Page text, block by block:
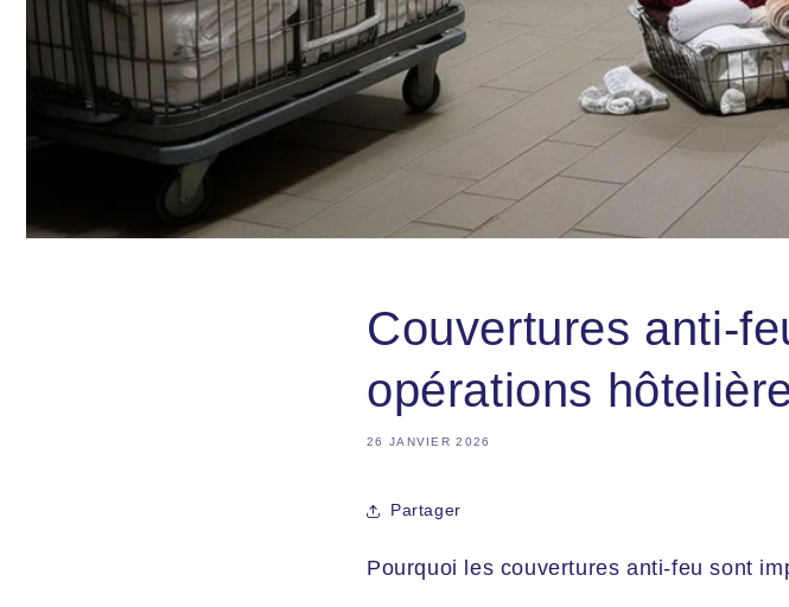
Couvertures anti-
opérations
26 JANVIER 2026
Partager
Pourquoi les couvertures anti-feu sont